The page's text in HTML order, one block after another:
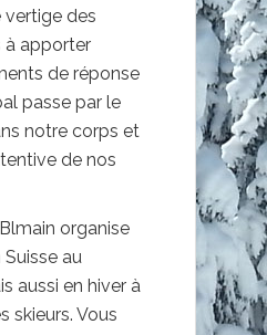
des
à apporter
de réponse
passe par le
notre corps et
de nos
organise
au
aussi en hiver à
skieurs. Vous